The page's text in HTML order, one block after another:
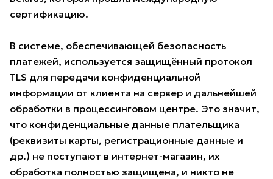
сертификацию.
В системе, обеспечивающей безопасность
платежей, используется защищённый протокол
TLS для передачи конфиденциальной
информации от клиента на сервер и дальнейшей
обработки в процессинговом центре. Это значит,
что конфиденциальные данные плательщика
(реквизиты карты, регистрационные данные и
др.) не поступают в интернет-магазин, их
обработка полностью защищена, и никто не